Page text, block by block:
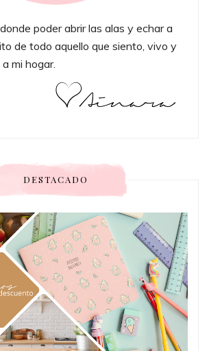
poder abrir las alas y echar a
de todo aquello que siento, vivo y
mi hogar.
DESTACADO